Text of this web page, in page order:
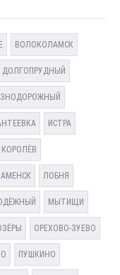
ВОЛОКОЛАМСК
ДОЛГОПРУДНЫЙ
ИСТРА
КОРОЛЁВ
ЛОБНЯ
МЫТИЩИ
ОРЕХОВО-ЗУЕВО
ПУШКИНО